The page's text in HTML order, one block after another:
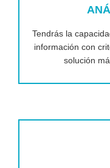
Tendrás la
información con
solución